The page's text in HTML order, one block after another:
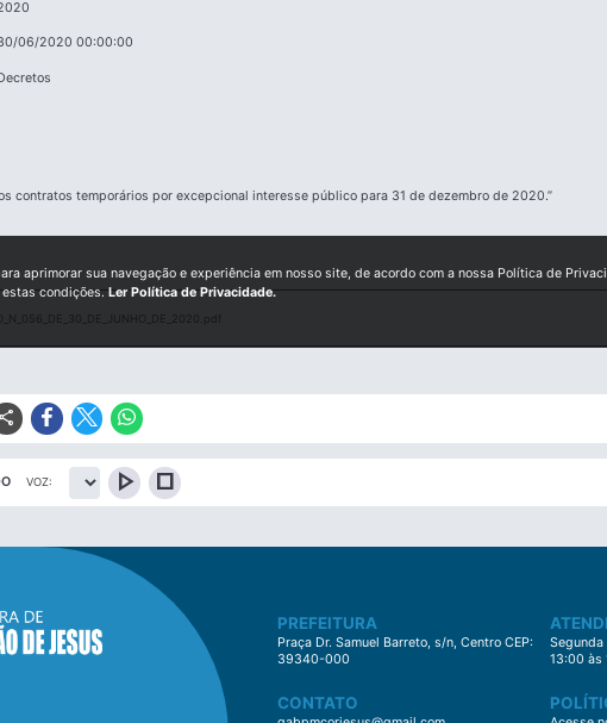
06/2020 00:00:00
contratos temporários por excepcional interesse público para 31 de dezembro de 2020.”
share
VOZ: play_arrow stop
PREFEITURA
Praça Dr. Samuel Barreto, s/n, Centro CEP:
39340-000
Segunda
13:00 às
CONTATO
aprimorar sua navegação e experiência em nosso site, de acordo com a nossa Política de
estas condições.Ler Política de Privacidade.